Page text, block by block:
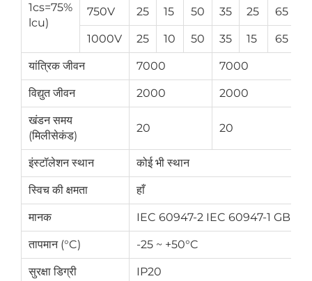
1cs=75%
lcu)
750V 25 15 50 35 25 65
1000V 25 10 50 35 15 65
यांत्रिक जीवन 7000 7000
विद्युत जीवन 2000 2000
खंडन समय
(मिलीसेकंड)
20 20
इंस्टॉलेशन स्थान कोई भी स्थान
स्विच की क्षमता हाँ
मानक IEC 60947-2 IEC 60947-1 GB
तापमान (°C) -25 ~ +50°C
सुरक्षा डिग्री IP20